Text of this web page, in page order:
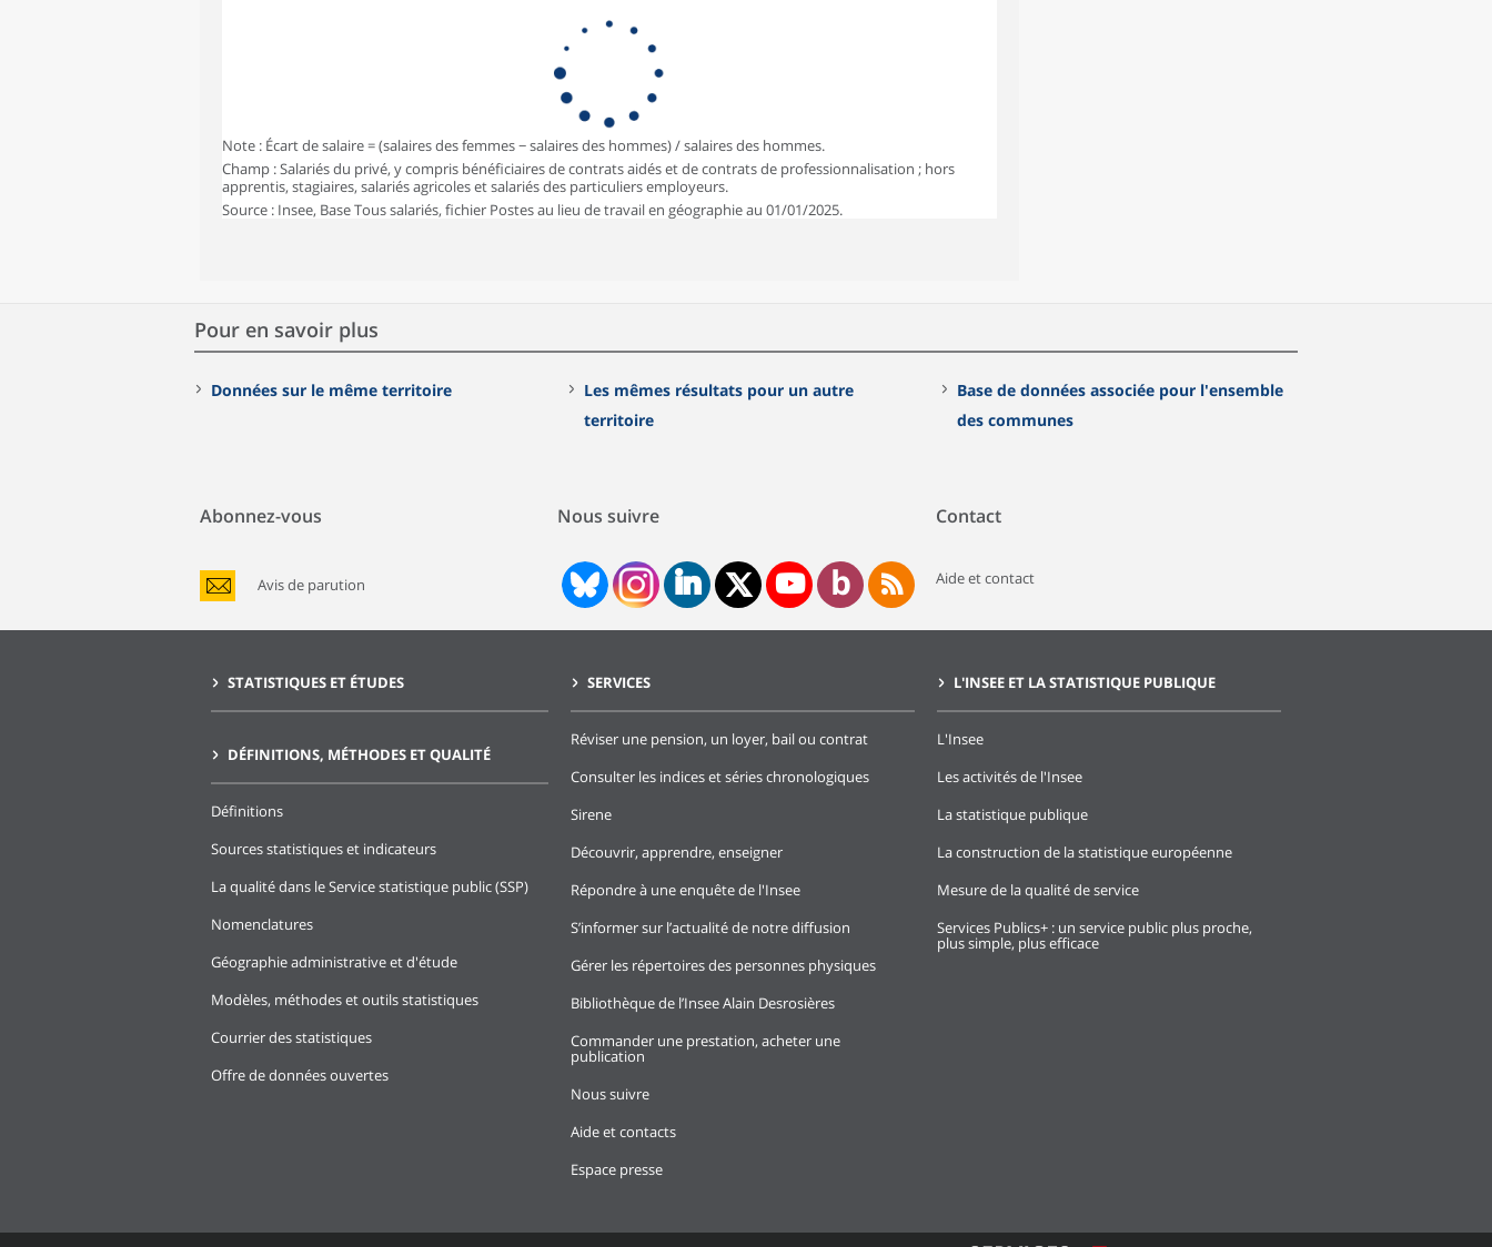
Note : Écart de salaire = (salaires des femmes − salaires des hommes) / salaires des hommes.
Champ : Salariés du privé, y compris bénéficiaires de contrats aidés et de contrats de professionnalisation ; hors
apprentis, stagiaires, salariés agricoles et salariés des particuliers employeurs.
Source : Insee, Base Tous salariés, fichier Postes au lieu de travail en géographie au 01/01/2025.
Pour en savoir plus
Données sur le même territoire
Les mêmes résultats pour un autre
territoire
Base de données associée pour l'ensemble
des communes
Abonnez-vous
Avis de parution
Nous suivre Contact
Aide et contact
STATISTIQUES ET ÉTUDES
DÉFINITIONS, MÉTHODES ET QUALITÉ
Définitions
Sources statistiques et indicateurs
La qualité dans le Service statistique public (SSP)
Nomenclatures
Géographie administrative et d'étude
Modèles, méthodes et outils statistiques
Courrier des statistiques
Offre de données ouvertes
SERVICES
Réviser une pension, un loyer, bail ou contrat
Consulter les indices et séries chronologiques
Sirene
Découvrir, apprendre, enseigner
Répondre à une enquête de l'Insee
S’informer sur l’actualité de notre diffusion
Gérer les répertoires des personnes physiques
Bibliothèque de l’Insee Alain Desrosières
Commander une prestation, acheter une
publication
Nous suivre
Aide et contacts
Espace presse
L'INSEE ET LA STATISTIQUE PUBLIQUE
L'Insee
Les activités de l'Insee
La statistique publique
La construction de la statistique européenne
Mesure de la qualité de service
Services Publics+ : un service public plus proche,
plus simple, plus efficace